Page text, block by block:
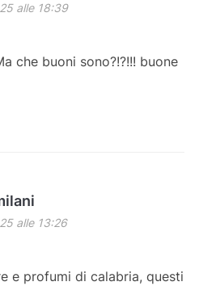
alle 18:39
che buoni sono?!?!!! buone
alle 13:26
e profumi di calabria, questi